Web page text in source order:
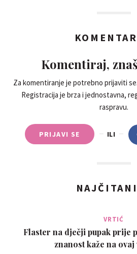
Komentiraj,
Za komentiranje je potrebno prijaviti
Registracija je brza i jednostavna,
raspravu.
PRIJAVI SE ILI
VRTIĆ
Flaster na dječji pupak prije
znanost kaže na